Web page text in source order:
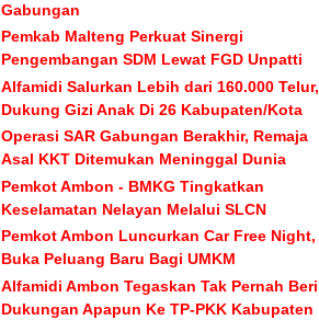
Gabungan
Pemkab Malteng Perkuat Sinergi
Pengembangan SDM Lewat FGD Unpatti
Alfamidi Salurkan Lebih dari 160.000 Telur,
Dukung Gizi Anak Di 26 Kabupaten/Kota
Operasi SAR Gabungan Berakhir, Remaja
Asal KKT Ditemukan Meninggal Dunia
Pemkot Ambon - BMKG Tingkatkan
Keselamatan Nelayan Melalui SLCN
Pemkot Ambon Luncurkan Car Free Night,
Buka Peluang Baru Bagi UMKM
Alfamidi Ambon Tegaskan Tak Pernah Beri
Dukungan Apapun Ke TP-PKK Kabupaten